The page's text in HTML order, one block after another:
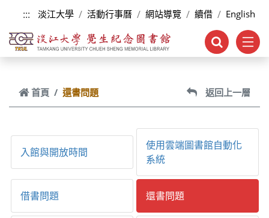
跳到主要內容
::: 淡江大學 活動行事曆 網站導覽 續借 English
首頁 還書問題 返回上一層
入館與開放時間
使用雲端圖書館自動化
系統
借書問題 還書問題